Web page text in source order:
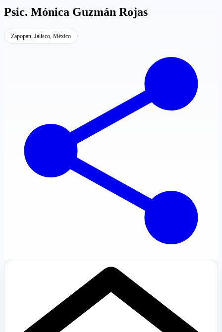
Psic. Mónica Guzmán Rojas
Zapopan, Jalisco, México